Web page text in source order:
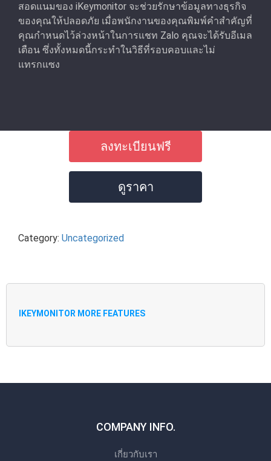
สอดแนมของ iKeymonitor จะช่วยรักษาข้อมูลทางธุรกิจ
ของคุณให้ปลอดภัย เมื่อพนักงานของคุณพิมพ์คําสำคัญที่
คุณกําหนดไว้ล่วงหน้าในการแชท Zalo คุณจะได้รับอีเมล
เตือน ซึ่งทั้งหมดนี้กระทำในวิธีที่รอบคอบและไม่
แทรกแซง
ลงทะเบียนฟรี
ดูราคา
Category: Uncategorized
IKEYMONITOR MORE FEATURES
COMPANY INFO.
เกี่ยวกับเรา